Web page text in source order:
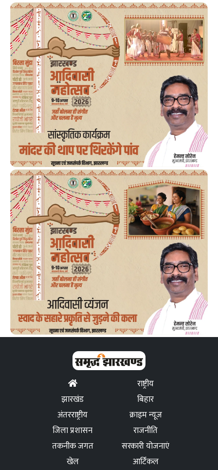
राष्ट्रीय
झारखंड
बिहार
अंतरराष्ट्रीय
क्राइम न्यूज
जिला प्रशासन
राजनीति
तकनीक जगत
सरकारी योजनाएं
खेल
आर्टिकल